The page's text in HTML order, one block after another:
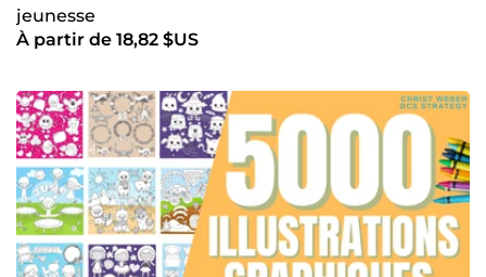
jeunesse
À partir de 18,82 $US